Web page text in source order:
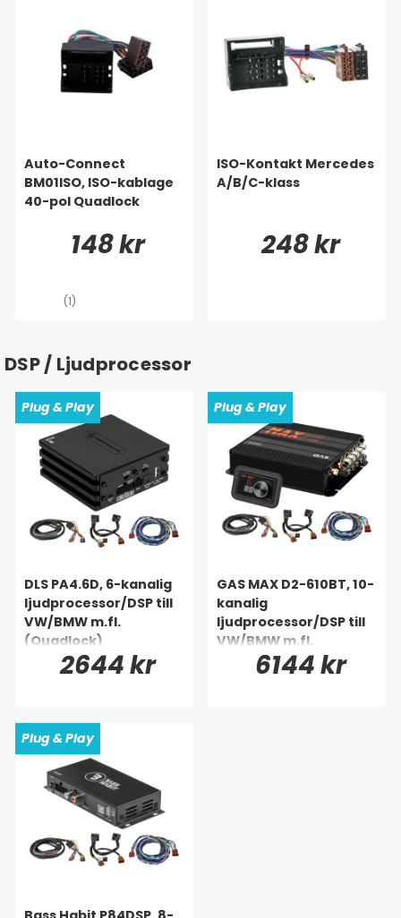
Auto-Connect
BM01ISO, ISO-kablage
40-pol Quadlock
148 kr
(1)
ISO-Kontakt Mercedes
A/B/C-klass
248 kr
DSP / Ljudprocessor
Plug & Play
DLS PA4.6D, 6-kanalig
ljudprocessor/DSP till
VW/BMW m.fl.
(Quadlock)
2644 kr
Plug & Play
GAS MAX D2-610BT, 10-
kanalig
ljudprocessor/DSP till
VW/BMW m.fl.
(Quadlock)
6144 kr
Plug & Play